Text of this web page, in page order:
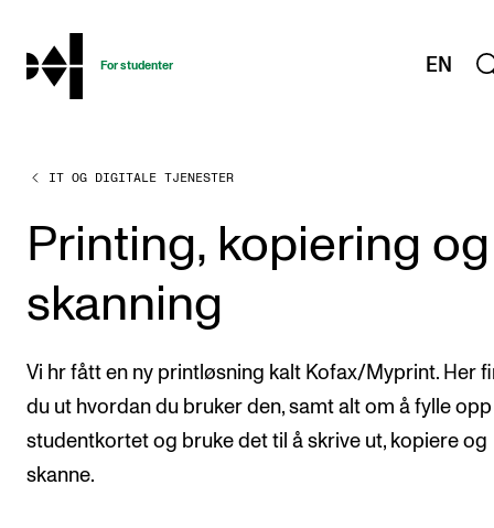
hjem
For studenter EN
STUDIENE
Eksamen, arbeidskrav og vitnemål
Studieplaner og emner
Studiekalender
Timeplaner og undervisning
IT OG DIGITALE TJENESTER
Printing, kopiering og
skanning
Vi hr fått en ny printløsning kalt Kofax/Myprint. Her
du ut hvordan du bruker den, samt alt om å fylle opp
studentkortet og bruke det til å skrive ut, kopiere og
skanne.